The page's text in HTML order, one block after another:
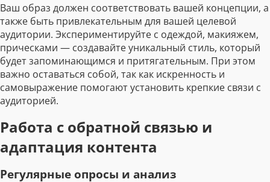
Ваш образ должен соответствовать вашей концепции, а
также быть привлекательным для вашей целевой
аудитории. Экспериментируйте с одеждой, макияжем,
прическами — создавайте уникальный стиль, который
будет запоминающимся и притягательным. При этом
важно оставаться собой, так как искренность и
самовыражение помогают установить крепкие связи с
аудиторией.
Работа с обратной связью и
адаптация контента
Регулярные опросы и анализ